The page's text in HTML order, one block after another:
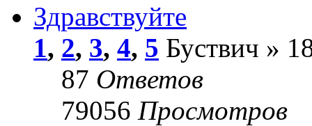
Здравствуйте
1, 2, 3, 4, 5 Буствич »
87 Ответов
79056 Просмотров